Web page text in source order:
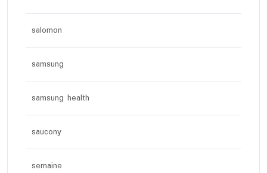
salomon
samsung
samsung health
saucony
semaine